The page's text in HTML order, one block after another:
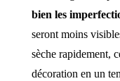
bien les
seront moins
sèche rapidement,
décoration en un